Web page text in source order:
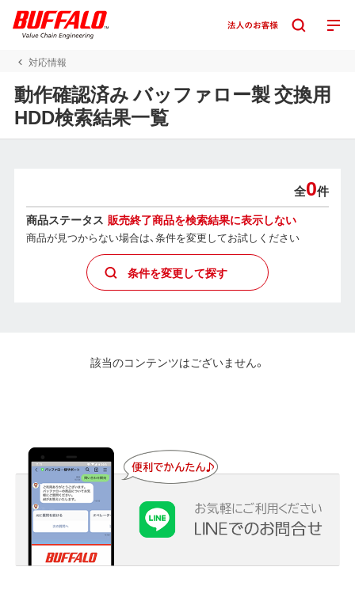
対応情報
動作確認済み バッファロー製 交換用
HDD検索結果一覧
全0件
商品ステータス 販売終了商品を検索結果に表示しない
商品が見つからない場合は、条件を変更してお試しください
条件を変更して探す
該当のコンテンツはございません。